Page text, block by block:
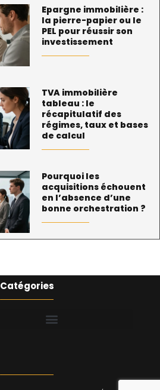
Epargne immobilière :
la pierre-papier ou le
PEL pour réussir son
investissement
TVA immobilière
tableau : le
récapitulatif des
régimes, taux et bases
de calcul
Pourquoi les
acquisitions échouent
en l’absence d’une
bonne orchestration ?
Catégories